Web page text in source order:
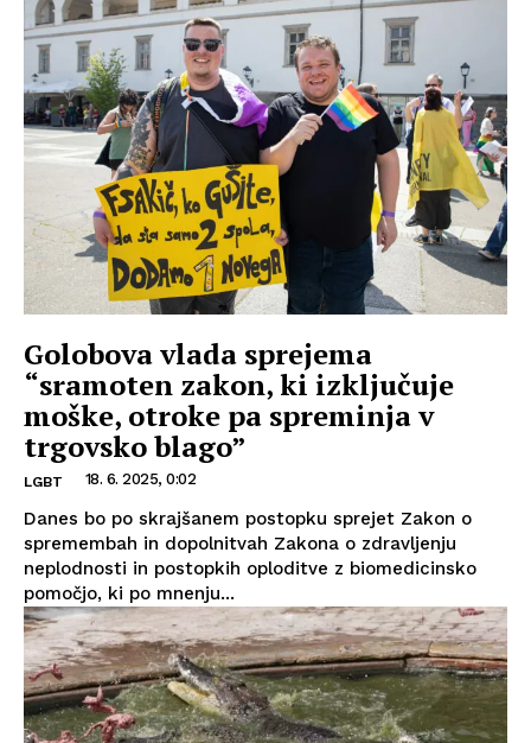
Golobova vlada sprejema
“sramoten zakon, ki izključuje
moške, otroke pa spreminja v
trgovsko blago”
LGBT 18. 6. 2025, 0:02
Danes bo po skrajšanem postopku sprejet Zakon o
spremembah in dopolnitvah Zakona o zdravljenju
neplodnosti in postopkih oploditve z biomedicinsko
pomočjo, ki po mnenju...